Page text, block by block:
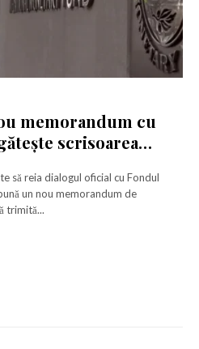
memorandum cu
scrisoarea
să reia dialogul oficial cu Fondul
un nou memorandum de
trimită...